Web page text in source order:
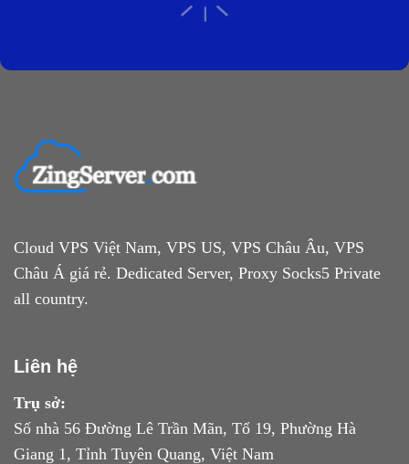
Cloud VPS Việt Nam, VPS US, VPS Châu Âu, VPS
Châu Á giá rẻ. Dedicated Server, Proxy Socks5 Private
all country.
Liên hệ
Trụ sở:
Số nhà 56 Đường Lê Trần Mãn, Tổ 19, Phường Hà
Giang 1, Tỉnh Tuyên Quang, Việt Nam